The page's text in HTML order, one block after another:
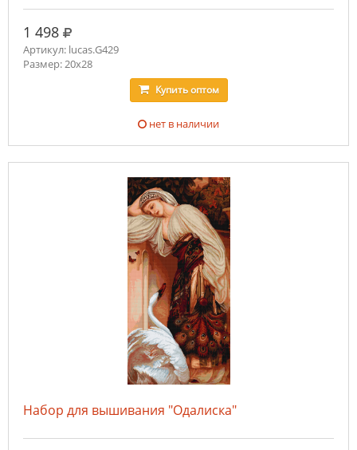
1 498 руб.
Артикул: lucas.G429
Размер: 20x28
Купитьоптом
нет в наличии
Набор для вышивания "Одалиска"